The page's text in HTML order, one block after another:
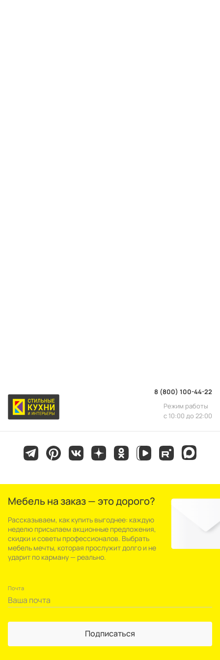
8 (800) 100-44-22
Режим работы
с 10:00 до 22:00
Мебель на заказ — это дорого?
Рассказываем, как купить выгоднее: каждую
неделю присылаем акционные предложения,
скидки и советы профессионалов. Выбрать
мебель мечты, которая прослужит долго и не
ударит по карману — реально.
Почта
Подписаться